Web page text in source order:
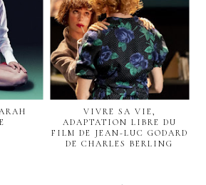
VIVRE SA VIE,
ADAPTATION LIBRE DU
FILM DE JEAN-LUC GODARD
DE CHARLES BERLING